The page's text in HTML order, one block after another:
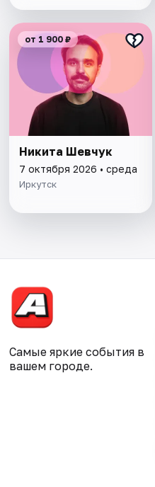
от 1 900 ₽
Никита Шевчук
7 октября 2026 • среда
Иркутск
Самые яркие события в
вашем городе.